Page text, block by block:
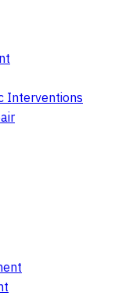
Interventions